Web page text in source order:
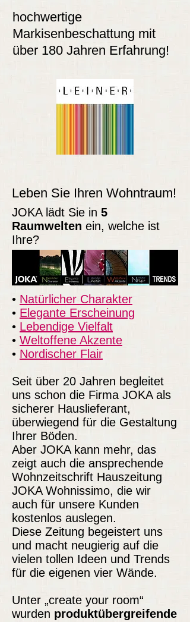
hochwertige
Markisenbeschattung mit
über 180 Jahren Erfahrung!
Leben Sie Ihren Wohntraum!
JOKA lädt Sie in 5
Raumwelten ein, welche ist
Ihre?
• Natürlicher Charakter
• Elegante Erscheinung
• Lebendige Vielfalt
• Weltoffene Akzente
• Nordischer Flair
Seit über 20 Jahren begleitet
uns schon die Firma JOKA als
sicherer Hauslieferant,
überwiegend für die Gestaltung
Ihrer Böden.
Aber JOKA kann mehr, das
zeigt auch die ansprechende
Wohnzeitschrift Hauszeitung
JOKA Wohnissimo, die wir
auch für unsere Kunden
kostenlos auslegen.
Diese Zeitung begeistert uns
und macht neugierig auf die
vielen tollen Ideen und Trends
für die eigenen vier Wände.
Unter „create your room“
wurden produktübergreifende